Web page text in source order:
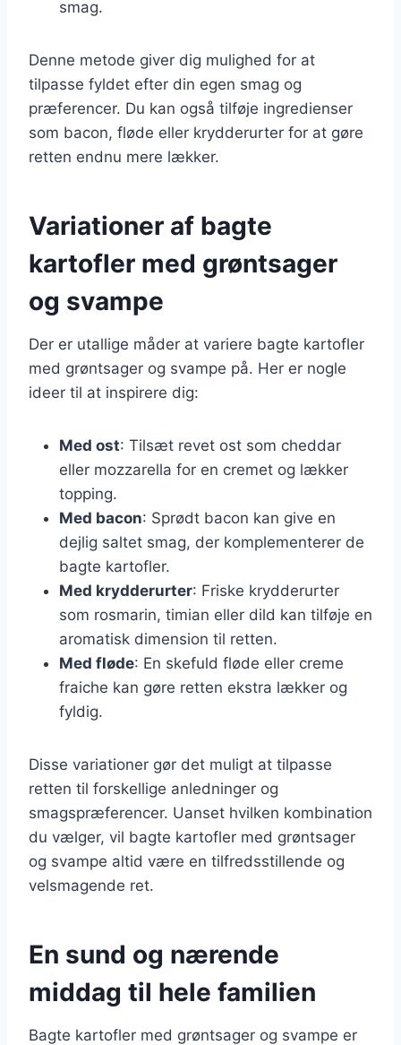
smag.
Denne metode giver dig mulighed for at
tilpasse fyldet efter din egen smag og
præferencer. Du kan også tilføje ingredienser
som bacon, fløde eller krydderurter for at gøre
retten endnu mere lækker.
Variationer af bagte
kartofler med grøntsager
og svampe
Der er utallige måder at variere bagte kartofler
med grøntsager og svampe på. Her er nogle
ideer til at inspirere dig:
Med ost: Tilsæt revet ost som cheddar
eller mozzarella for en cremet og lækker
topping.
Med bacon: Sprødt bacon kan give en
dejlig saltet smag, der komplementerer de
bagte kartofler.
Med krydderurter: Friske krydderurter
som rosmarin, timian eller dild kan tilføje en
aromatisk dimension til retten.
Med fløde: En skefuld fløde eller creme
fraiche kan gøre retten ekstra lækker og
fyldig.
Disse variationer gør det muligt at tilpasse
retten til forskellige anledninger og
smagspræferencer. Uanset hvilken kombination
du vælger, vil bagte kartofler med grøntsager
og svampe altid være en tilfredsstillende og
velsmagende ret.
En sund og nærende
middag til hele familien
Bagte kartofler med grøntsager og svampe er